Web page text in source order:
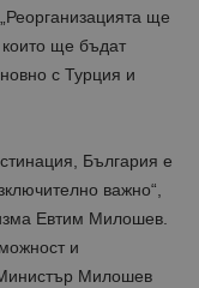
ще
ще бъдат
с Турция и
България е
важно“,
Евтим Милошев.
и
Министър Милошев